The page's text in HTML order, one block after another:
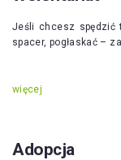
Jeśli chcesz spędzić
spacer, pogłaskać –
więcej
Adopcja